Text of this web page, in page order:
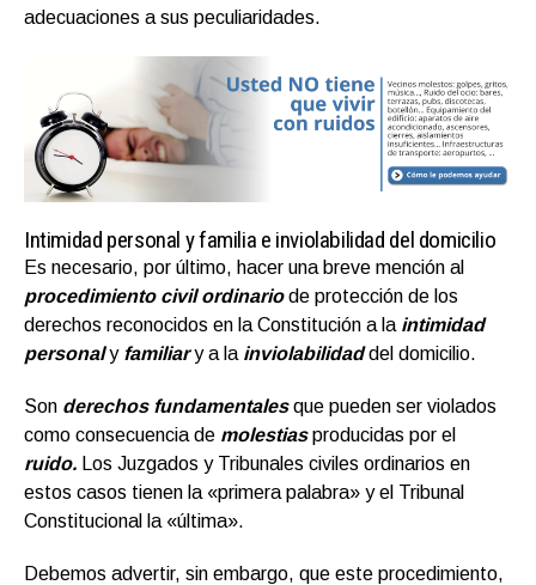
adecuaciones a sus peculiaridades.
Intimidad personal y familia e inviolabilidad del domicilio
Es necesario, por último, hacer una breve mención al
procedimiento civil ordinariode protección de los
derechos reconocidos en la Constitución a la intimidad
personaly familiary a la inviolabilidaddel domicilio.
Son derechos fundamentalesque pueden ser violados
como consecuencia de molestiasproducidas por el
ruido. Los Juzgados y Tribunales civiles ordinarios en
estos casos tienen la «primera palabra» y el Tribunal
Constitucional la «última».
Debemos advertir, sin embargo, que este procedimiento,